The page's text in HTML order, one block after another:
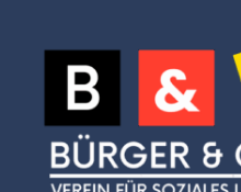
Inhalt
springen